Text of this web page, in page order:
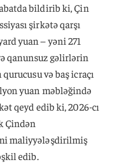
bildirib ki, Çin
şirkətə qarşı
yuan – yəni 271
qanunsuz gəlirlərin
və baş icraçı
yuan məbləğində
qeyd edib ki, 2026-cı
Çindən
maliyyələşdirilmiş
edib.